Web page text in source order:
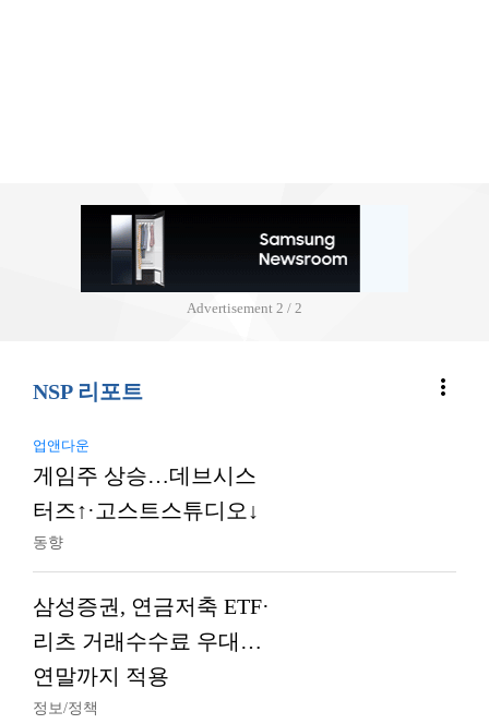
Advertisement 2 / 2
NSP 리포트 more_vert
업앤다운
게임주 상승…데브시스
터즈↑·고스트스튜디오↓
동향
삼성증권, 연금저축 ETF·
리츠 거래수수료 우대…
연말까지 적용
정보/정책